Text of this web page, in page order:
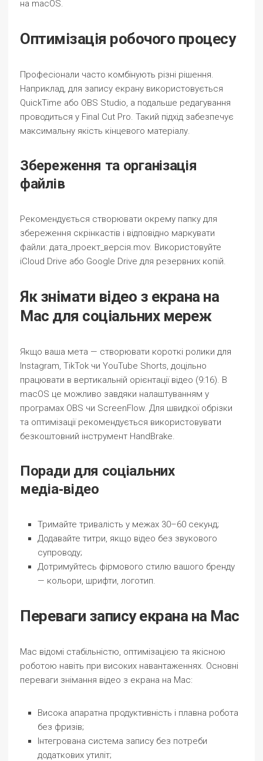
на macOS.
Оптимізація робочого процесу
Професіонали часто комбінують різні рішення.
Наприклад, для запису екрану використовується
QuickTime або OBS Studio, а подальше редагування
проводиться у Final Cut Pro. Такий підхід забезпечує
максимальну якість кінцевого матеріалу.
Збереження та організація
файлів
Рекомендується створювати окрему папку для
збереження скрінкастів і відповідно маркувати
файли: дата_проект_версія.mov. Використовуйте
iCloud Drive або Google Drive для резервних копій.
Як знімати відео з екрана на
Mac для соціальних мереж
Якщо ваша мета — створювати короткі ролики для
Instagram, TikTok чи YouTube Shorts, доцільно
працювати в вертикальній орієнтації відео (9:16). В
macOS це можливо завдяки налаштуванням у
програмах OBS чи ScreenFlow. Для швидкої обрізки
та оптимізації рекомендується використовувати
безкоштовний інструмент HandBrake.
Поради для соціальних
медіа‑відео
Тримайте тривалість у межах 30–60 секунд;
Додавайте титри, якщо відео без звукового
супроводу;
Дотримуйтесь фірмового стилю вашого бренду
— кольори, шрифти, логотип.
Переваги запису екрана на Mac
Mac відомі стабільністю, оптимізацією та якісною
роботою навіть при високих навантаженнях. Основні
переваги знімання відео з екрана на Mac:
Висока апаратна продуктивність і плавна робота
без фризів;
Інтегрована система запису без потреби
додаткових утиліт;